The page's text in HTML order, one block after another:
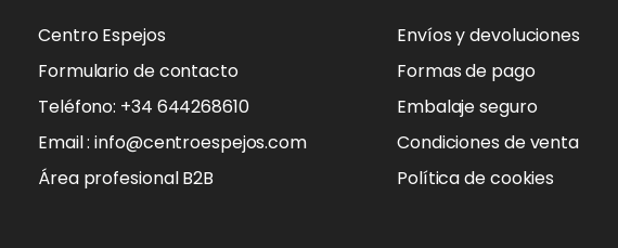
Centro Espejos
Formulario de contacto
Teléfono: +34 644268610
Email : info@centroespejos.com
Área profesional B2B
Envíos y devoluciones
Formas de pago
Embalaje seguro
Condiciones de venta
Política de cookies